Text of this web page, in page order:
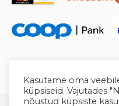
© 2026 Cool Crystal
Kasutame oma
küpsiseid. Vajutades
nõustud küpsiste